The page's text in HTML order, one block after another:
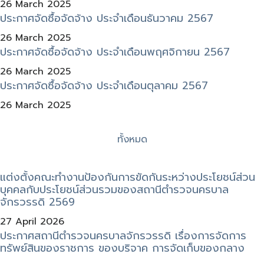
26 March 2025
ประกาศจัดซื้อจัดจ้าง ประจำเดือนธันวาคม 2567
26 March 2025
ประกาศจัดซื้อจัดจ้าง ประจำเดือนพฤศจิกายน 2567
26 March 2025
ประกาศจัดซื้อจัดจ้าง ประจำเดือนตุลาคม 2567
26 March 2025
ทั้งหมด
แต่งตั้งคณะทำงานป้องกันการขัดกันระหว่างประโยชน์ส่วน
บุคคลกับประโยชน์ส่วนรวมของสถานีตำรวจนครบาล
จักรวรรดิ 2569
27 April 2026
ประกาศสถานีตำรวจนครบาลจักรวรรดิ เรื่องการจัดการ
ทรัพย์สินของราชการ ของบริจาค การจัดเก็บของกลาง